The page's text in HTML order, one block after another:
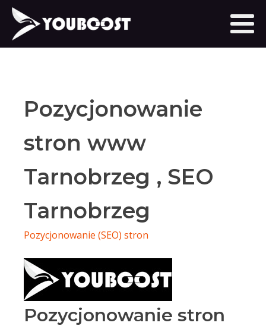
Pozycjonowanie
stron www
Tarnobrzeg , SEO
Tarnobrzeg
Pozycjonowanie (SEO) stron
Pozycjonowanie stron